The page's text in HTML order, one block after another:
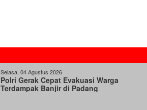
Selasa, 04 Agustus 2026
Polri Gerak Cepat Evakuasi Warga
Terdampak Banjir di Padang